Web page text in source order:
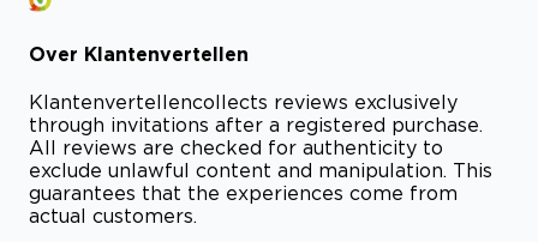
Over Klantenvertellen
Klantenvertellencollects reviews exclusively
through invitations after a registered purchase.
All reviews are checked for authenticity to
exclude unlawful content and manipulation. This
guarantees that the experiences come from
actual customers.